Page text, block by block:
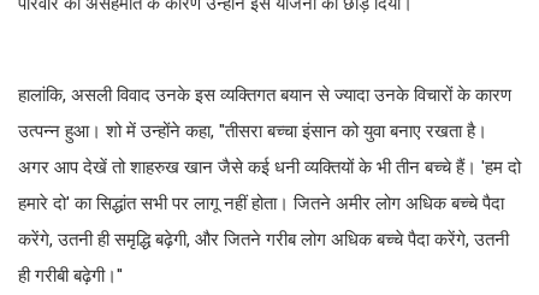
हालांकि, असली विवाद उनके इस व्यक्तिगत बयान से ज्यादा उनके विचारों के कारण
उत्पन्न हुआ। शो में उन्होंने कहा, ''तीसरा बच्चा इंसान को युवा बनाए रखता है।
अगर आप देखें तो शाहरुख खान जैसे कई धनी व्यक्तियों के भी तीन बच्चे हैं। 'हम दो
हमारे दो' का सिद्धांत सभी पर लागू नहीं होता। जितने अमीर लोग अधिक बच्चे पैदा
करेंगे, उतनी ही समृद्धि बढ़ेगी, और जितने गरीब लोग अधिक बच्चे पैदा करेंगे, उतनी
ही गरीबी बढ़ेगी।''